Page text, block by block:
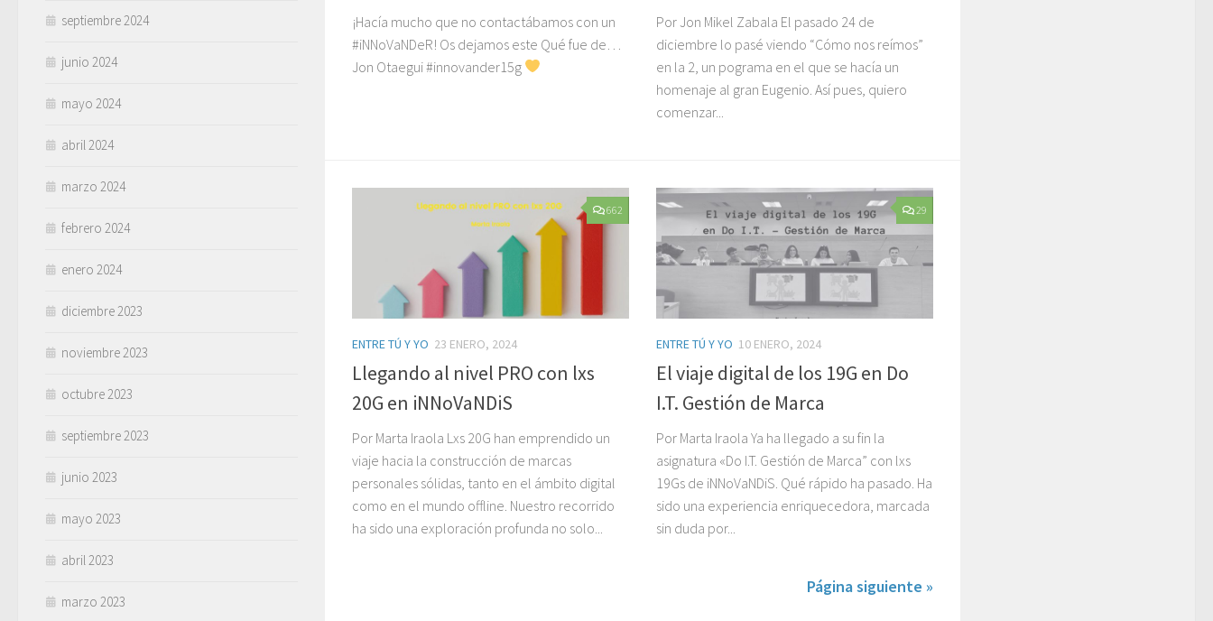
¡Hacía mucho que no contactábamos con un
#iNNoVaNDeR! Os dejamos este Qué fue de…
Jon Otaegui #innovander15g
Por Jon Mikel Zabala El pasado 24 de
diciembre lo pasé viendo “Cómo nos reímos”
en la 2, un pograma en el que se hacía un
homenaje al gran Eugenio. Así pues, quiero
comenzar...
662
ENTRE TÚ Y YO 23 ENERO, 2024
Llegando al nivel PRO con lxs
20G en iNNoVaNDiS
Por Marta Iraola Lxs 20G han emprendido un
viaje hacia la construcción de marcas
personales sólidas, tanto en el ámbito digital
como en el mundo offline. Nuestro recorrido
ha sido una exploración profunda no solo...
29
ENTRE TÚ Y YO 10 ENERO, 2024
El viaje digital de los 19G en Do
I.T. Gestión de Marca
Por Marta Iraola Ya ha llegado a su fin la
asignatura «Do I.T. Gestión de Marca” con lxs
19Gs de iNNoVaNDiS. Qué rápido ha pasado. Ha
sido una experiencia enriquecedora, marcada
sin duda por...
Página siguiente »
septiembre 2024
junio 2024
mayo 2024
abril 2024
marzo 2024
febrero 2024
enero 2024
diciembre 2023
noviembre 2023
octubre 2023
septiembre 2023
junio 2023
mayo 2023
abril 2023
marzo 2023